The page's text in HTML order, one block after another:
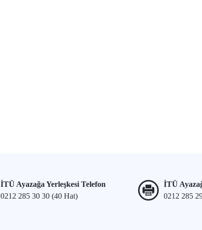
İTÜ Ayazağa Yerleşkesi Telefon
0212 285 30 30 (40 Hat)
İTÜ
0212 285